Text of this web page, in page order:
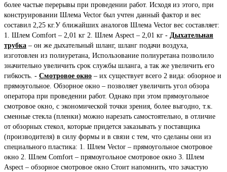
более частые перерывы при проведении работ. Исходя из этого, при
конструировании Шлема Vector был учтен данный фактор и вес
составил 2,25 кг.У ближайших аналогов Шлема Vector вес составляет:
1. Шлем Comfort – 2,01 кг 2. Шлем Aspect – 2,01 кг - Дыхательная
трубка – он же дыхательный шланг, шланг подачи воздуха,
изготовлен из полиуретана, Использование полиуретана позволило
значительно увеличить срок службы шланга, а так же увеличить его
гибкость. - Смотровое окно – их существует всего 2 вида: обзорное и
прямоугольное. Обзорное окно – позволяет увеличить угол обзора
оператора при проведении работ. Однако при этом прямоугольное
смотровое окно, с экономической точки зрения, более выгодно, т.к.
сменные стекла (пленки) можно нарезать самостоятельно, в отличие
от обзорных стекол, которые придется заказывать у поставщика
(производителя) в силу формы и в связи с тем, что сделаны они из
специального пластика: 1. Шлем Vector – прямоугольное смотровое
окно 2. Шлем Comfort – прямоугольное смотровое окно 3. Шлем
Aspect – обзорное смотровое окно Стоит напомнить, что зачастую